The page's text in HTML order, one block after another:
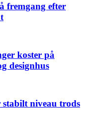
fremgang efter
koster på
designhus
niveau trods